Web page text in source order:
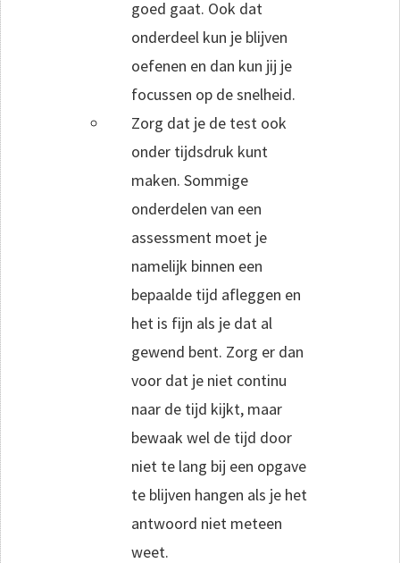
goed gaat. Ook dat
onderdeel kun je blijven
oefenen en dan kun jij je
focussen op de snelheid.
Zorg dat je de test ook
onder tijdsdruk kunt
maken. Sommige
onderdelen van een
assessment moet je
namelijk binnen een
bepaalde tijd afleggen en
het is fijn als je dat al
gewend bent. Zorg er dan
voor dat je niet continu
naar de tijd kijkt, maar
bewaak wel de tijd door
niet te lang bij een opgave
te blijven hangen als je het
antwoord niet meteen
weet.